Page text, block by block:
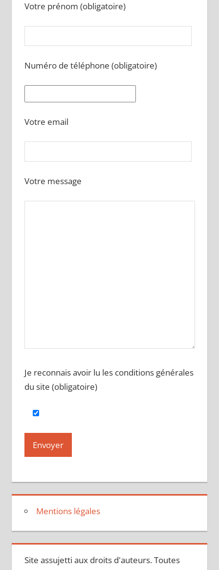
Votre prénom (obligatoire)
Numéro de téléphone (obligatoire)
Votre email
Votre message
Je reconnais avoir lu les conditions générales
du site (obligatoire)
Mentions légales
Site assujetti aux droits d'auteurs. Toutes